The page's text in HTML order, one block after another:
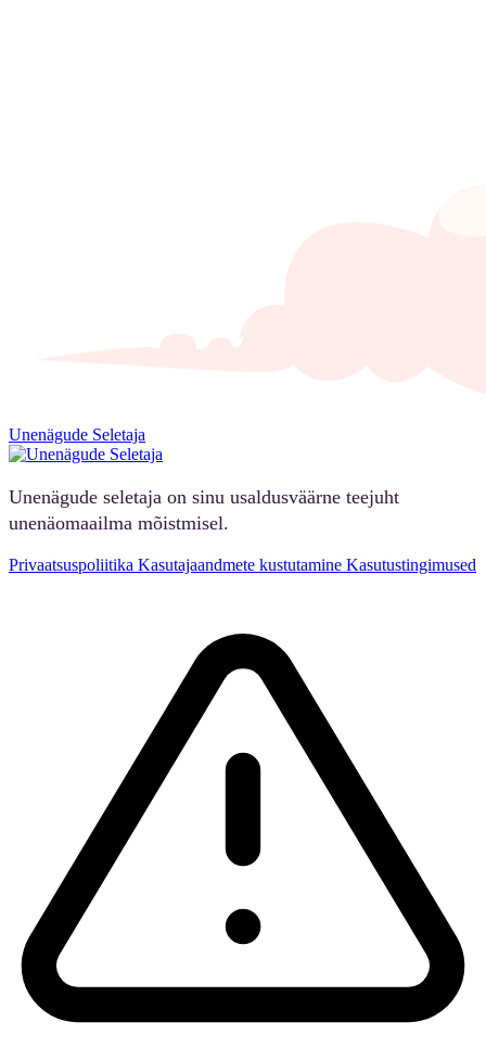
Unenägude Seletaja
Unenägude seletaja on sinu usaldusväärne teejuht
unenäomaailma mõistmisel.
Privaatsuspoliitika Kasutajaandmete kustutamine Kasutustingimused